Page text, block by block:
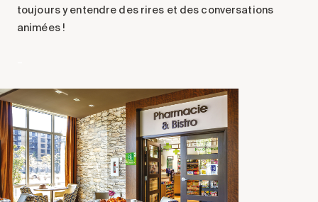
toujours y entendre desrires et des conversations
animées !